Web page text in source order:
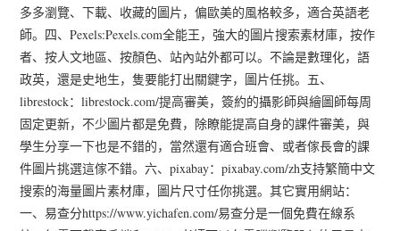
多多瀏覽、下載、收藏的圖片，偏歐美的風格較多，適合英語老
師。四、Pexels:Pexels.com全能王，強大的圖片搜索素材庫，按作
者、按人文地區、按顏色、站內站外都可以。不論是數理化，語
政英，還是史地生，隻要能打出關鍵字，圖片任挑。五、
librestock：librestock.com/提高審美，簽約的攝影師與繪圖師每周
固定更新，不少圖片都是免費，除瞭能提高自身的課件審美，與
學生分享一下也是不錯的，當然還有適合班會、或者傢長會的課
件圖片挑選這傢不錯。六、pixabay：pixabay.com/zh支持繁簡中文
搜索的海量圖片素材庫，圖片尺寸任你挑選。其它實用網站：
一、易查分https://www.yichafen.com/易查分是一個免費在線系